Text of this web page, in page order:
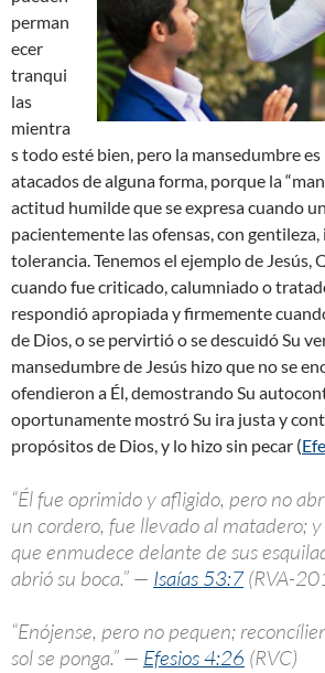
perman
ecer
tranqui
las
mientra
s todo esté bien, pero la mansedumbre
atacados de alguna forma, porque la
actitud humilde que se expresa cuando
pacientemente las ofensas, con
tolerancia. Tenemos el ejemplo de Jesús,
cuando fue criticado, calumniado o
respondió apropiada y firmemente
de Dios, o se pervirtió o se descuidó Su
mansedumbre de Jesús hizo que no se
ofendieron a Él, demostrando Su
oportunamente mostró Su ira justa y
propósitos de Dios, y lo hizo sin pecar (
“Él fue oprimido y afligido, pero no
un cordero, fue llevado al matadero;
que enmudece delante de sus
abrió su boca.” — Isaías 53:7(RVA-
“Enójense, pero no pequen;
sol se ponga.” — Efesios 4:26 (RVC)